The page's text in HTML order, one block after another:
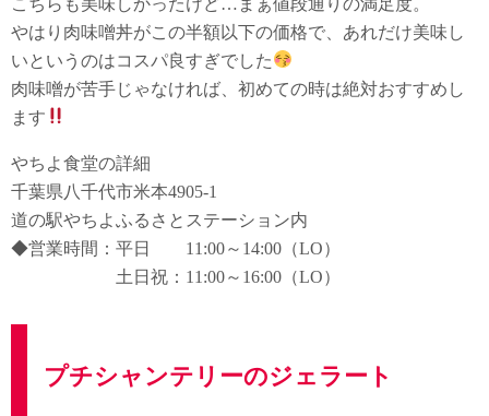
やはり肉味噌丼がこの半額以下の価格で、あれだけ美味し
いというのはコスパ良すぎでした
肉味噌が苦手じゃなければ、初めての時は絶対おすすめし
ます
やちよ食堂の詳細
千葉県八千代市米本4905-1
道の駅やちよふるさとステーション内
◆営業時間：平日 11:00～14:00（LO）
土日祝：11:00～16:00（LO）
プチシャンテリーのジェラート